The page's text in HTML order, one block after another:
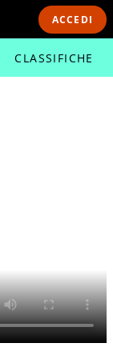
ACCEDI
CLASSIFICHE